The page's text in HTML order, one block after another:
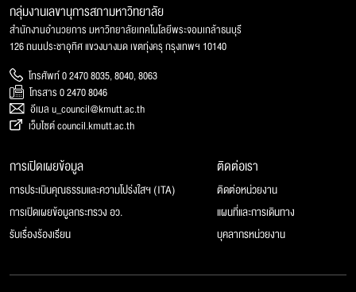
กลุ่มงานเลขานุการสภามหาวิทยาลัย
สำนักงานอำนวยการ มหาวิทยาลัยเทคโนโลยีพระจอมเกล้าธนบุรี
126 ถนนประชาอุทิศ แขวงบางมด เขตทุ่งครุ กรุงเทพฯ 10140
โทรศัพท์ 0 2470 8035, 8040, 8063
โทรสาร 0 2470 8046
อีเมล u_council@kmutt.ac.th
เว็บไซต์ council.kmutt.ac.th
การเปิดเผยข้อมูล
การประเมินคุณธรรมและความโปร่งใสฯ (ITA)
การเปิดเผยข้อมูลกระทรวง อว.
รับเรื่องร้องเรียน
ติดต่อเรา
ติดต่อหน่วยงาน
แผนที่และการเดินทาง
บุคลากรหน่วยงาน